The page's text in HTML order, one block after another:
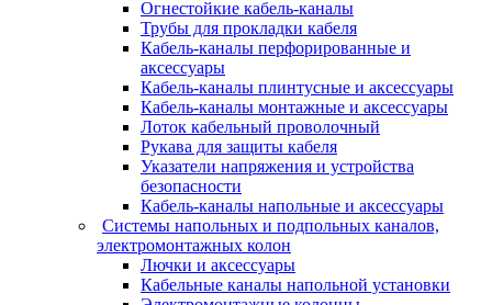
Огнестойкие кабель-каналы
Трубы для прокладки кабеля
Кабель-каналы перфорированные и
аксессуары
Кабель-каналы плинтусные и аксессуары
Кабель-каналы монтажные и аксессуары
Лоток кабельный проволочный
Рукава для защиты кабеля
Указатели напряжения и устройства
безопасности
Кабель-каналы напольные и аксессуары
Системы напольных и подпольных каналов,
электромонтажных колон
Лючки и аксессуары
Кабельные каналы напольной установки